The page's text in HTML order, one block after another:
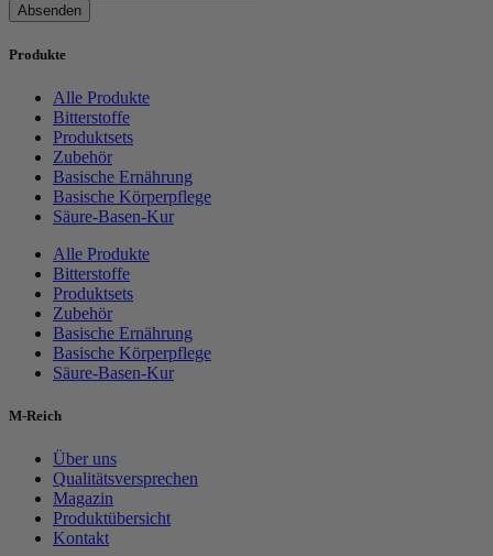
Absenden
Produkte
Alle Produkte
Bitterstoffe
Produktsets
Zubehör
Basische Ernährung
Basische Körperpflege
Säure-Basen-Kur
Alle Produkte
Bitterstoffe
Produktsets
Zubehör
Basische Ernährung
Basische Körperpflege
Säure-Basen-Kur
M-Reich
Über uns
Qualitätsversprechen
Magazin
Produktübersicht
Kontakt